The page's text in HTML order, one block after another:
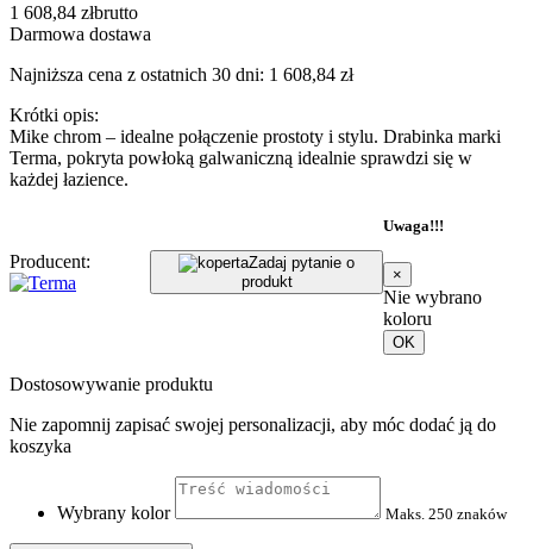
1 608,84 złbrutto
Darmowa dostawa
Najniższa cena z ostatnich 30 dni: 1 608,84 zł
Krótki opis:
Mike chrom – idealne połączenie prostoty i stylu. Drabinka marki
Terma, pokryta powłoką galwaniczną idealnie sprawdzi się w
każdej łazience.
Producent:
Zadaj pytanie o
produkt
Uwaga!!!
×
Nie wybrano
koloru
OK
Dostosowywanie produktu
Nie zapomnij zapisać swojej personalizacji, aby móc dodać ją do
koszyka
Wybrany kolor Maks. 250 znaków